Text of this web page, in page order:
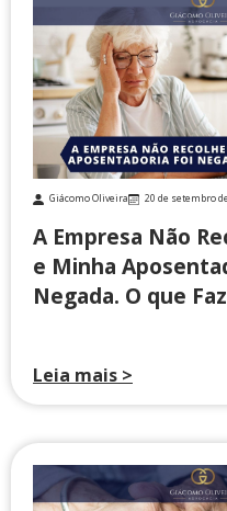
Giácomo Oliveira 20 de setembro
A Empresa Não
e Minha
Negada. O que
Leia mais >